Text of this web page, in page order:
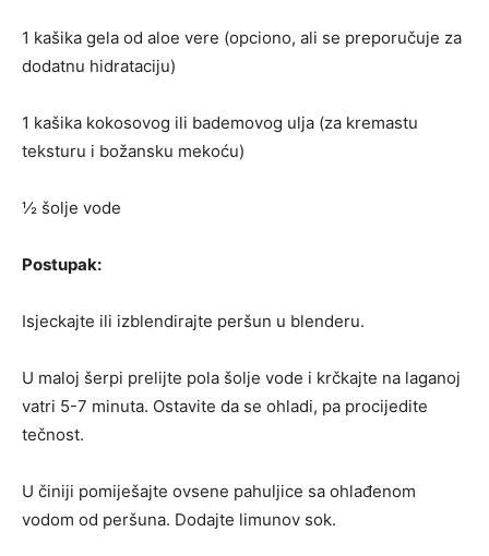
1 kašika gela od aloe vere (opciono, ali se preporučuje za
dodatnu hidrataciju)
1 kašika kokosovog ili bademovog ulja (za kremastu
teksturu i božansku mekoću)
½ šolje vode
Postupak:
Isjeckajte ili izblendirajte peršun u blenderu.
U maloj šerpi prelijte pola šolje vode i krčkajte na laganoj
vatri 5-7 minuta. Ostavite da se ohladi, pa procijedite
tečnost.
U činiji pomiješajte ovsene pahuljice sa ohlađenom
vodom od peršuna. Dodajte limunov sok.